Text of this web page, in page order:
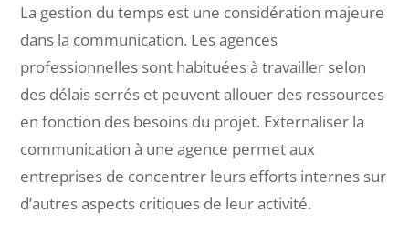
La gestion du temps est une considération majeure
dans la communication. Les agences
professionnelles sont habituées à travailler selon
des délais serrés et peuvent allouer des ressources
en fonction des besoins du projet. Externaliser la
communication à une agence permet aux
entreprises de concentrer leurs efforts internes sur
d’autres aspects critiques de leur activité.